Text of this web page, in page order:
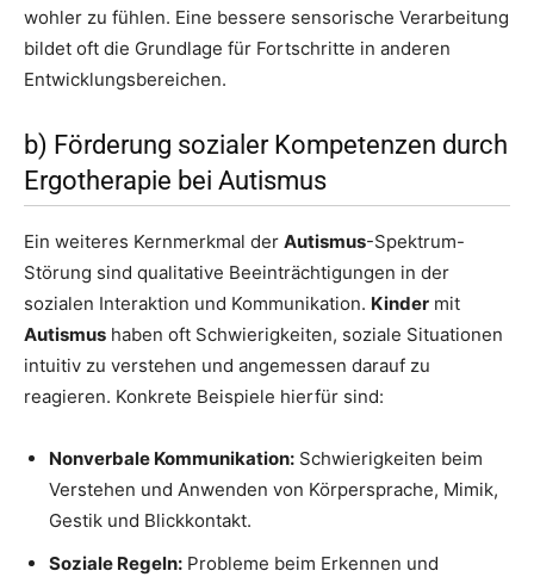
wohler zu fühlen. Eine bessere sensorische Verarbeitung
bildet oft die Grundlage für Fortschritte in anderen
Entwicklungsbereichen.
b) Förderung sozialer Kompetenzen durch
Ergotherapie bei Autismus
Ein weiteres Kernmerkmal der Autismus-Spektrum-
Störung sind qualitative Beeinträchtigungen in der
sozialen Interaktion und Kommunikation. Kinder mit
Autismus haben oft Schwierigkeiten, soziale Situationen
intuitiv zu verstehen und angemessen darauf zu
reagieren. Konkrete Beispiele hierfür sind:
Nonverbale Kommunikation: Schwierigkeiten beim
Verstehen und Anwenden von Körpersprache, Mimik,
Gestik und Blickkontakt.
Soziale Regeln: Probleme beim Erkennen und